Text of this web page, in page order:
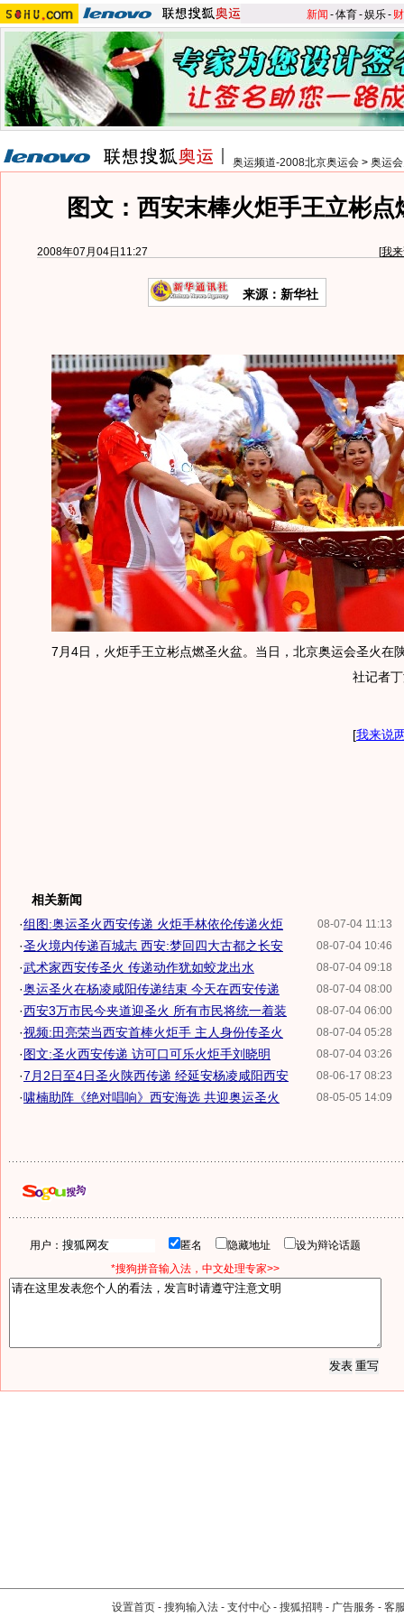
新闻 -体育-娱乐-
奥运频道-2008北京奥运会 > 奥运
图文：西安末棒火炬手王立彬点
2008年07月04日11:27 [我
来源：新华社
7月4日，火炬手王立彬点燃圣火盆。当日，北京奥运会圣火在
社记者
[我来说
相关新闻
08-07-04 11:13
·组图:奥运圣火西安传递 火炬手林依伦传递火炬
08-07-04 10:46
·圣火境内传递百城志 西安:梦回四大古都之长安
08-07-04 09:18
·武术家西安传圣火 传递动作犹如蛟龙出水
08-07-04 08:00
·奥运圣火在杨凌咸阳传递结束 今天在西安传递
08-07-04 06:00
·西安3万市民今夹道迎圣火 所有市民将统一着装
08-07-04 05:28
·视频:田亮荣当西安首棒火炬手 主人身份传圣火
08-07-04 03:26
·图文:圣火西安传递 访可口可乐火炬手刘晓明
08-06-17 08:23
·7月2日至4日圣火陕西传递 经延安杨凌咸阳西安
08-05-05 14:09
·啸楠助阵《绝对唱响》西安海选 共迎奥运圣火
用户： 匿名 隐藏地址
设为辩论话题
*搜狗拼音输入法，中文处理专家>>
设置首页 - 搜狗输入法 - 支付中心 - 搜狐招聘 - 广告服务 - 客